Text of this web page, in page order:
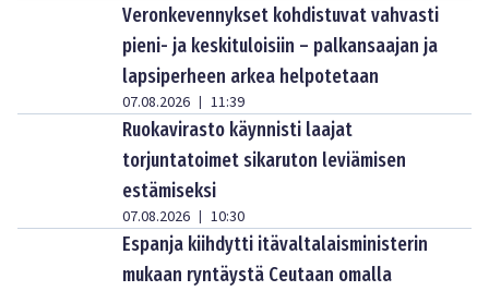
Veronkevennykset kohdistuvat vahvasti
pieni- ja keskituloisiin – palkansaajan ja
lapsiperheen arkea helpotetaan
07.08.2026 | 11:39
Ruokavirasto käynnisti laajat
torjuntatoimet sikaruton leviämisen
estämiseksi
07.08.2026 | 10:30
Espanja kiihdytti itävaltalaisministerin
mukaan ryntäystä Ceutaan omalla